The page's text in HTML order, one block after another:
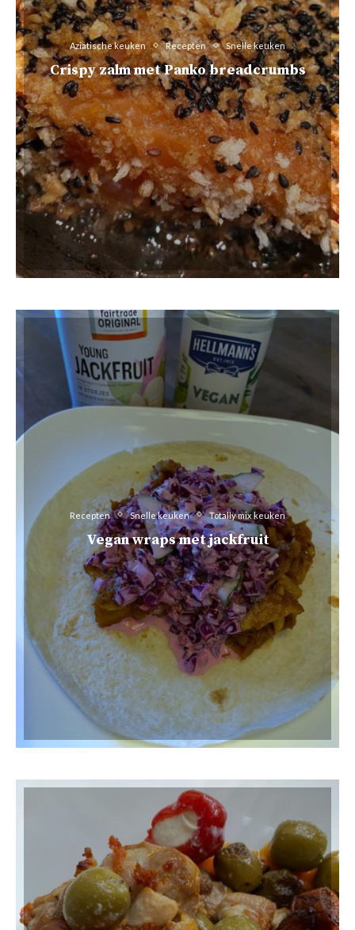
Aziatische keuken Recepten Snelle keuken
Crispy zalm met Panko breadcrumbs
Recepten Snelle keuken Totally mix keuken
Vegan wraps met jackfruit